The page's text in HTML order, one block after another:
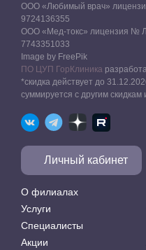
ООО «Любимый врач»
9724136355
ООО «Мед-токс» лицензия №
7743351033
Image by FreePik
ПО ЦУП ГорКлиника
*скидка действует до
суммируется с другим
О филиалах
Услуги
Специалисты
Акции
Личный кабинет